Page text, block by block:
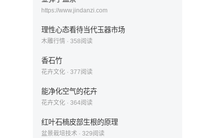
https://www.jindanzi.com
理性心态看待当代玉器市场
木雕行情 · 358阅读
香石竹
花卉文化 · 377阅读
能净化空气的花卉
花卉文化 · 364阅读
红叶石楠皮部生根的原理
盆景栽培技术 · 329阅读